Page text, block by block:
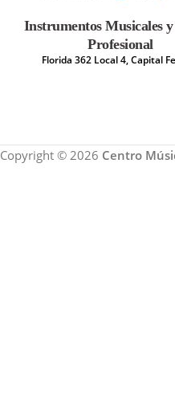
Instrumentos Musicales
Profesional
Florida 362 Local 4, Capital
Copyright © 2026 Centro